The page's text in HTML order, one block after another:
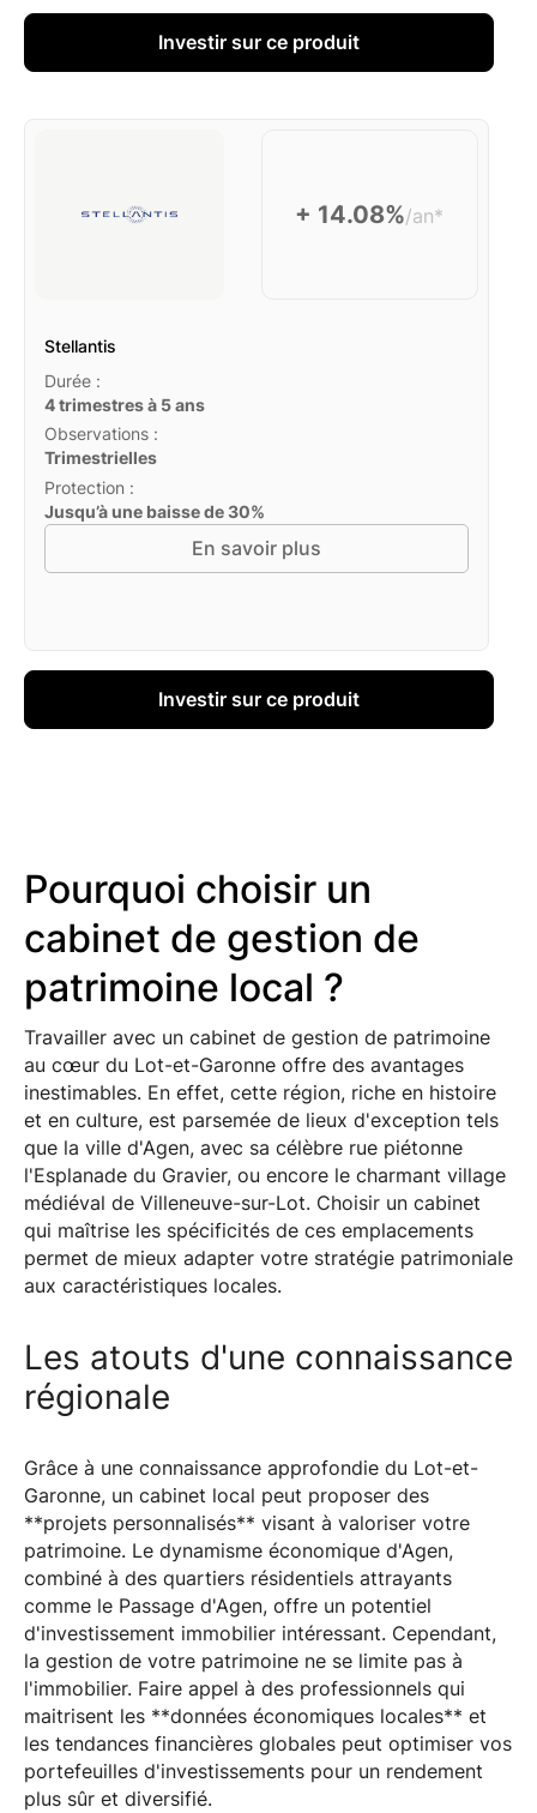
Investir sur ce produit
+ 14.08%/an*
Stellantis
Durée :
4 trimestres à 5 ans
Observations :
Trimestrielles
Protection :
Jusqu’à une baisse de 30%
En savoir plus
Investir sur ce produit
Pourquoi choisir un
cabinet de gestion de
patrimoine local ?
Travailler avec un cabinet de gestion de patrimoine
au cœur du Lot-et-Garonne offre des avantages
inestimables. En effet, cette région, riche en histoire
et en culture, est parsemée de lieux d'exception tels
que la ville d'Agen, avec sa célèbre rue piétonne
l'Esplanade du Gravier, ou encore le charmant village
médiéval de Villeneuve-sur-Lot. Choisir un cabinet
qui maîtrise les spécificités de ces emplacements
permet de mieux adapter votre stratégie patrimoniale
aux caractéristiques locales.
Les atouts d'une connaissance
régionale
Grâce à une connaissance approfondie du Lot-et-
Garonne, un cabinet local peut proposer des
**projets personnalisés** visant à valoriser votre
patrimoine. Le dynamisme économique d'Agen,
combiné à des quartiers résidentiels attrayants
comme le Passage d'Agen, offre un potentiel
d'investissement immobilier intéressant. Cependant,
la gestion de votre patrimoine ne se limite pas à
l'immobilier. Faire appel à des professionnels qui
maitrisent les **données économiques locales** et
les tendances financières globales peut optimiser vos
portefeuilles d'investissements pour un rendement
plus sûr et diversifié.